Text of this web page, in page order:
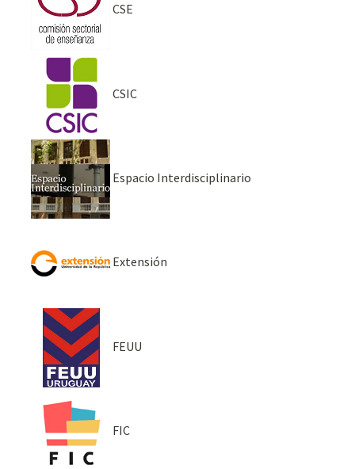
CSE
CSIC
Espacio Interdisciplinario
Extensión
FEUU
FIC